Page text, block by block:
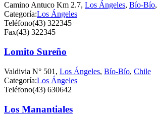
Camino Antuco Km 2.7, Los Ángeles, Bío-Bío,
Categoría:Los Ángeles
Teléfono(43) 322345
Fax(43) 322345
Lomito Sureño
Valdivia N° 501, Los Ángeles, Bío-Bío, Chile
Categoría:Los Ángeles
Teléfono(43) 630642
Los Manantiales